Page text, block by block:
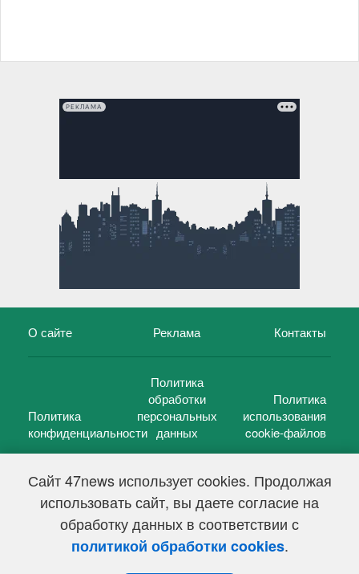
Сайт 47news использует cookies. Продолжая
использовать сайт, вы даете согласие на
обработку данных в соответствии с
политикой обработки cookies.
РЕКЛАМА
О сайте Реклама Контакты
Политика
конфиденциальности
Политика
обработки
персональных
данных
Политика
использования
cookie-файлов
47 новостей (47 news)2005 — 2026 г.
Свидетельство о регистрации СМИ Эл № ФС 77-39848, выдано
Федеральной службой по надзору в сфере связи,
информационных технологий и массовых коммуникаций